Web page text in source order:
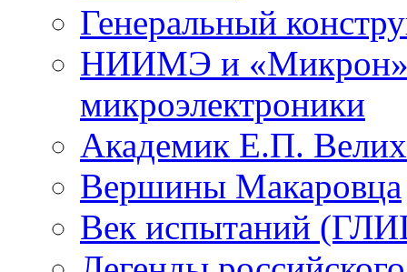
Генеральный
НИИМЭ и «Микрон»
микроэлектроники
Академик Е.П.
Вершины Макаровца
Век испытаний